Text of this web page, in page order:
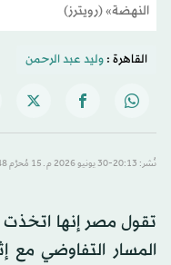
النهضة» (رويترز)
القاهرة :وليد عبد الرحمن
نُشر: 20:13-30 يونيو 2026 م ـ 15 مُحرَّم 1448 هـ
تقول مصر إنها اتخذت
المسار التفاوضي مع